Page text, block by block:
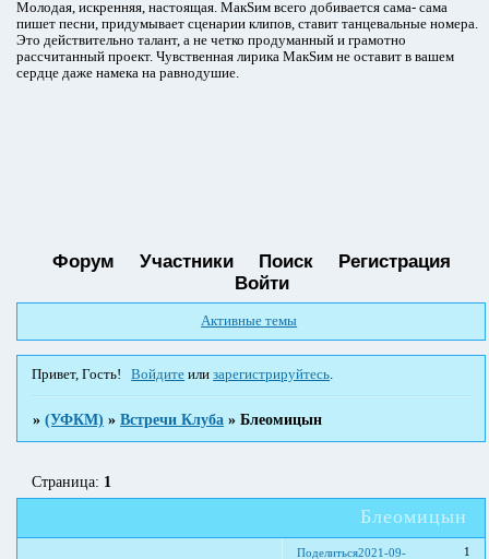
Молодая, искренняя, настоящая. МакSим всего добивается сама- сама
пишет песни, придумывает сценарии клипов, ставит танцевальные номера.
Это действительно талант, а не четко продуманный и грамотно
рассчитанный проект. Чувственная лирика МакSим не оставит в вашем
сердце даже намека на равнодушие.
Форум Участники Поиск
Регистрация
Войти
Активные темы
Привет, Гость! Войдите илизарегистрируйтесь
»(УФКМ) »Встречи Клуба »Блеомицын
Блеомицын
Страница: 1
Поделиться 1
2021-09-